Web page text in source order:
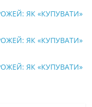
ЯК «КУПУВАТИ»
ЯК «КУПУВАТИ»
ЯК «КУПУВАТИ»